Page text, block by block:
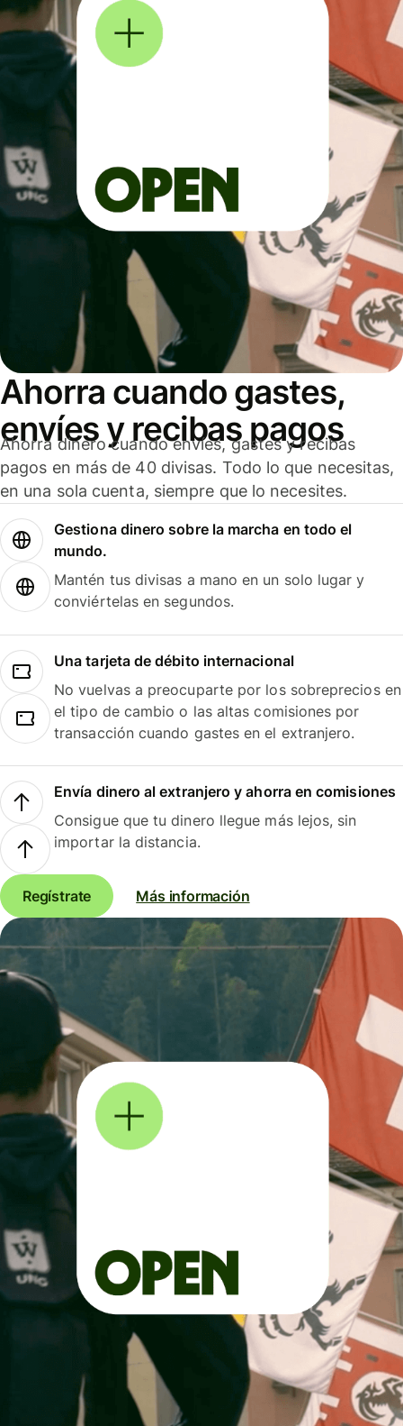
Ahorra cuando gastes,
envíes y recibas pagos
Ahorra dinero cuando envíes, gastes y recibas
pagos en más de 40 divisas. Todo lo que necesitas,
en una sola cuenta, siempre que lo necesites.
Gestiona dinero sobre la marcha en todo el
mundo.
Mantén tus divisas a mano en un solo lugar y
conviértelas en segundos.
Una tarjeta de débito internacional
No vuelvas a preocuparte por los sobreprecios en
el tipo de cambio o las altas comisiones por
transacción cuando gastes en el extranjero.
Envía dinero al extranjero y ahorra en comisiones
Consigue que tu dinero llegue más lejos, sin
importar la distancia.
Regístrate Más información